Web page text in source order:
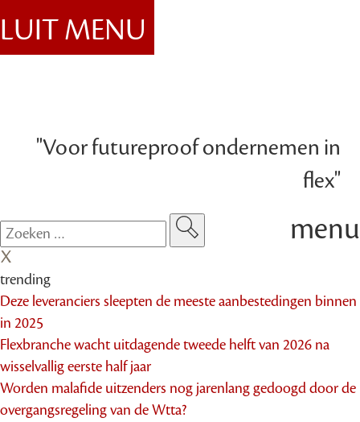
"Voor futureproof ondernemen in
flex"
MENU
menu
trending
Deze leveranciers sleepten de meeste aanbestedingen binnen
in 2025
Flexbranche wacht uitdagende tweede helft van 2026 na
wisselvallig eerste half jaar
Worden malafide uitzenders nog jarenlang gedoogd door de
overgangsregeling van de Wtta?